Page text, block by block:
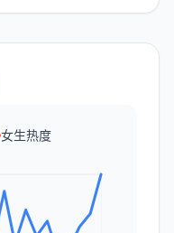
女生热度